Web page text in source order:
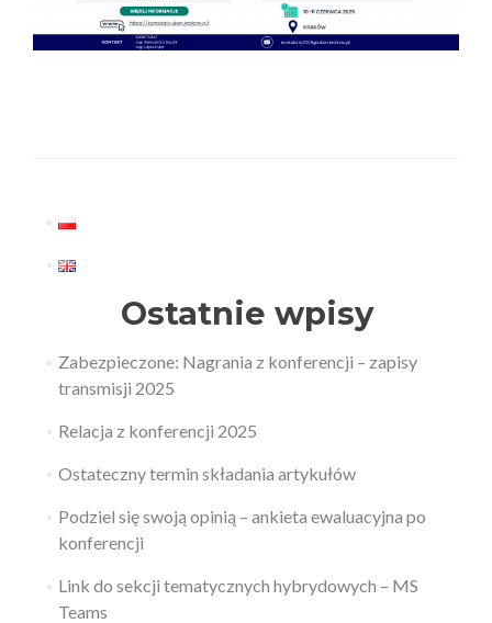
Ostatnie wpisy
Zabezpieczone: Nagrania z konferencji – zapisy
transmisji 2025
Relacja z konferencji 2025
Ostateczny termin składania artykułów
Podziel się swoją opinią – ankieta ewaluacyjna po
konferencji
Link do sekcji tematycznych hybrydowych – MS
Teams